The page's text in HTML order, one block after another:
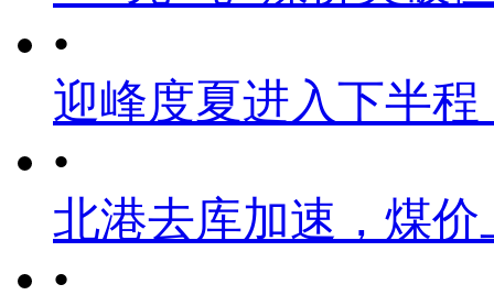
•
迎峰度夏进入下半
•
北港去库加速，煤
•